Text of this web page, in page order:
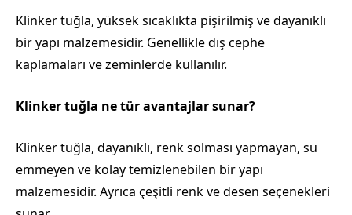
Klinker tuğla, yüksek sıcaklıkta pişirilmiş ve dayanıklı
bir yapı malzemesidir. Genellikle dış cephe
kaplamaları ve zeminlerde kullanılır.
Klinker tuğla ne tür avantajlar sunar?
Klinker tuğla, dayanıklı, renk solması yapmayan, su
emmeyen ve kolay temizlenebilen bir yapı
malzemesidir. Ayrıca çeşitli renk ve desen seçenekleri